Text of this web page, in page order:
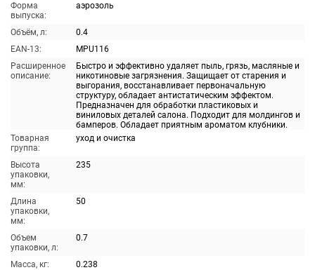
Форма
выпуска:
аэрозоль
Объём, л:
0.4
EAN-13:
MPU116
Расширенное
описание:
Быстро и эффективно удаляет пыль, грязь, масляные и
никотиновые загрязнения. Защищает от старения и
выгорания, восстанавливает первоначальную
структуру, обладает антистатическим эффектом.
Предназначен для обработки пластиковых и
виниловых деталей салона. Подходит для молдингов и
бамперов. Обладает приятным ароматом клубники.
Товарная
группа:
уход и очистка
Высота
упаковки,
мм:
235
Длина
упаковки,
мм:
50
Объем
упаковки, л:
0.7
Масса, кг:
0.238